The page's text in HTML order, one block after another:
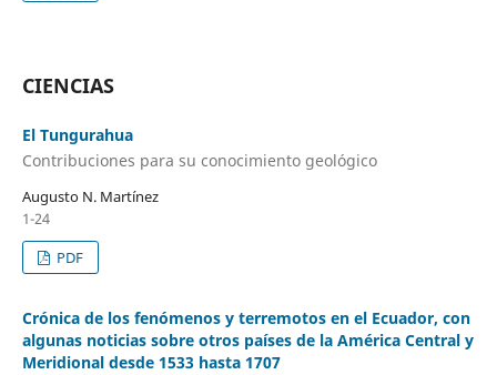
CIENCIAS
El Tungurahua
Contribuciones para su conocimiento geológico
Augusto N. Martínez
1-24
PDF
Crónica de los fenómenos y terremotos en el Ecuador, con
algunas noticias sobre otros países de la América Central y
Meridional desde 1533 hasta 1707